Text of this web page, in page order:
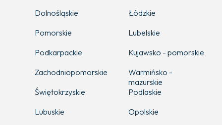
Dolnośląskie
Łódzkie
Pomorskie
Lubelskie
Podkarpackie
Kujawsko - pomorskie
Zachodniopomorskie
Warmińsko -
mazurskie
Świętokrzyskie
Podlaskie
Lubuskie
Opolskie